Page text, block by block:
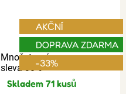
Množstevní
sleva 30%
AKČNÍ
DOPRAVA ZDARMA
-33%
Skladem 71 kusů